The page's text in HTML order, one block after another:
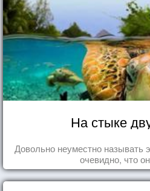
На стыке
Довольно неуместно называть
очевидно, что